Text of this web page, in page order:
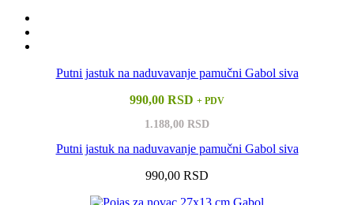
Putni jastuk na naduvavanje pamučni Gabol siva
990,00 RSD + PDV
1.188,00 RSD
Putni jastuk na naduvavanje pamučni Gabol siva
990,00 RSD